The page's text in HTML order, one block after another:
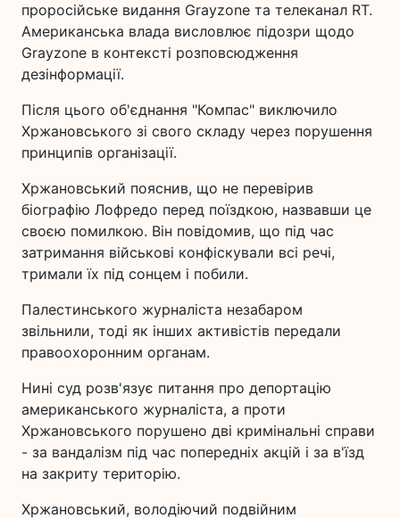
проросійське видання Grayzone та телеканал RT.
Американська влада висловлює підозри щодо
Grayzone в контексті розповсюдження
дезінформації.
Після цього об'єднання "Компас" виключило
Хржановського зі свого складу через порушення
принципів організації.
Хржановський пояснив, що не перевірив
біографію Лофредо перед поїздкою, назвавши це
своєю помилкою. Він повідомив, що під час
затримання військові конфіскували всі речі,
тримали їх під сонцем і побили.
Палестинського журналіста незабаром
звільнили, тоді як інших активістів передали
правоохоронним органам.
Нині суд розв'язує питання про депортацію
американського журналіста, а проти
Хржановського порушено дві кримінальні справи
- за вандалізм під час попередніх акцій і за в'їзд
на закриту територію.
Хржановський, володіючий подвійним